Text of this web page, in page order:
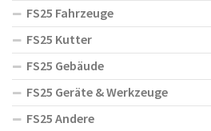
FS25 Fahrzeuge
FS25 Kutter
FS25 Gebäude
FS25 Geräte & Werkzeuge
FS25 Andere